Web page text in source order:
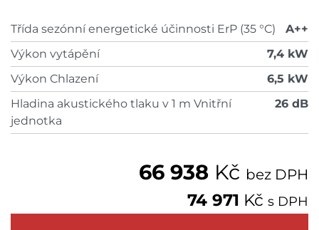
66 938 Kč bez DPH
74 971 Kč s DPH
Třída sezónní energetické účinnosti ErP (35 °C)
A++
Výkon vytápění
7,4 kW
Výkon Chlazení
6,5 kW
Hladina akustického tlaku v 1 m Vnitřní
jednotka
26 dB